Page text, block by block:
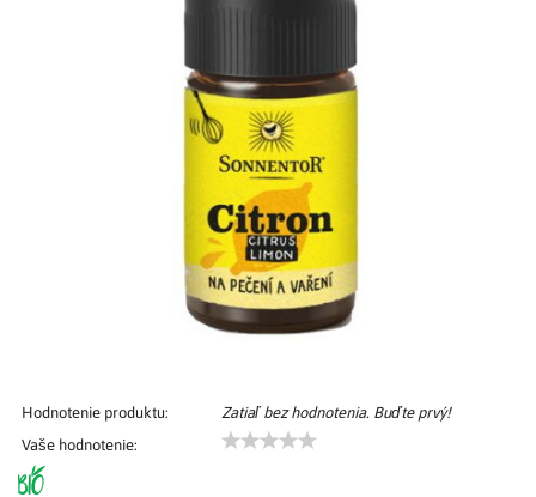
Hodnotenie produktu:
Zatiaľ bez hodnotenia. Buďte prvý!
Vaše hodnotenie: